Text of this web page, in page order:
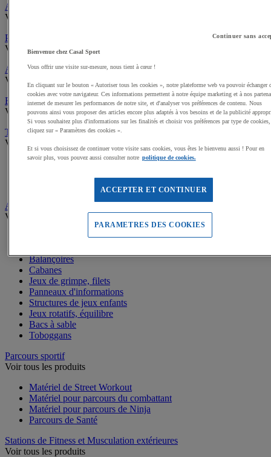
Abris de touche
Voir tous les produits
Pare-ballons
Voir tous les produits
Accès infrastructures
Voir tous les produits
Brosses à chaussures
Voir tous les produits
Traçage et délimitation de terrain
Voir tous les produits
Délimitation de terrain
Traçeuses pour gazon
Aires de jeux exterieur
Voir tous les produits
Dalles amortissantes Jeux extérieurs
Balançoires
Cabanes
Jeux de grimpe, filets
Panneaux d'informations
Structures de jeux enfants
Jeux rotatifs, équilibre
Bacs à sable
Toboggans
Parcours sportif
Voir tous les produits
Matériel de Street Workout
Matériel pour parcours du combattant
Matériel pour parcours de Ninja
Parcours de Santé
Stations de Fitness et Musculation extérieures
Voir tous les produits
Continuer sans
Bienvenue chez Casal Sport
Vous offrir une visite sur-mesure, nous tient à cœur !
En cliquant sur le bouton « Autoriser tous les cookies », notre plateforme web va pouvoir échanger
cookies avec votre navigateur. Ces informations permettent à notre équipe marketing et à nos
internet de mesurer les performances de notre site, et d'analyser vos préférences de contenu. Nous
pouvons ainsi vous proposer des articles encore plus adaptés à vos besoins et de la publicité
Si vous souhaitez plus d'informations sur les finalités et choisir vos préférences par type de cookies,
cliquez sur « Paramètres des cookies ».
Et si vous choisissez de continuer votre visite sans cookies, vous êtes le bienvenu aussi ! Pour en
savoir plus, vous pouvez aussi consulter notre politique de cookies.
ACCEPTER ET CONTINUER
PARAMETRES DES COOKIES